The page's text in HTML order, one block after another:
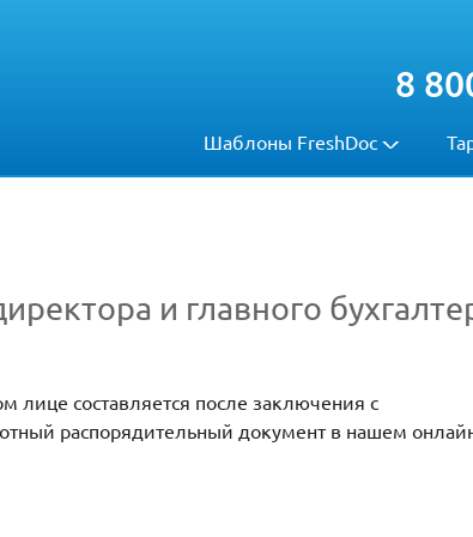
Шаблоны FreshDoc
8
и главного
лице составляется после заключения с
распорядительный документ в нашем